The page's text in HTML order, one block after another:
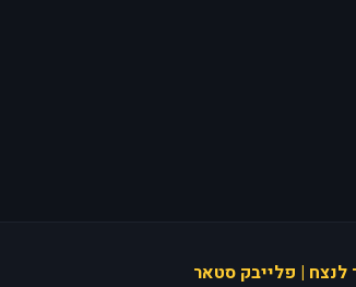
לנצח | פלייבק סטאר